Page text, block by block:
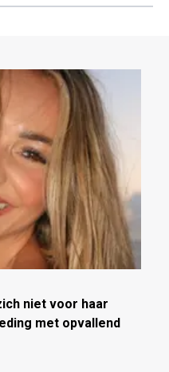
niet voor haar
met opvallend